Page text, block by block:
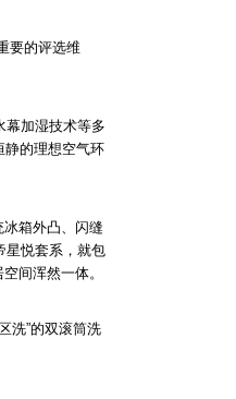
要的评选维
幕加湿技术等多
静的理想空气环
箱外凸、闪缝
星悦套系，就包
间浑然一体。
洗”的双滚筒洗